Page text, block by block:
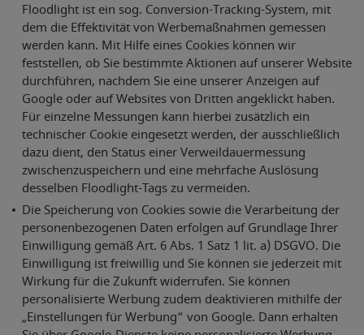
Floodlight ist ein sog. Conversion-Tracking-System, mit
dem die Effektivität von Werbemaßnahmen gemessen
werden kann. Mit Hilfe eines Cookies können wir
feststellen, ob Sie bestimmte Aktionen auf unserer Website
durchführen, nachdem Sie eine unserer Anzeigen auf
Google oder auf Websites von Dritten angeklickt haben.
Für einzelne Messungen kann hierbei zusätzlich ein
technischer Cookie eingesetzt werden, der ausschließlich
dazu dient, den Status einer Verweildauermessung
zwischenzuspeichern und eine mehrfache Auslösung
desselben Floodlight-Tags zu vermeiden.
Die Speicherung von Cookies sowie die Verarbeitung der
personenbezogenen Daten erfolgen auf Grundlage Ihrer
Einwilligung gemäß Art. 6 Abs. 1 Satz 1 lit. a) DSGVO. Die
Einwilligung ist freiwillig und Sie können sie jederzeit mit
Wirkung für die Zukunft widerrufen. Sie können
personalisierte Werbung zudem deaktivieren mithilfe der
„Einstellungen für Werbung“ von Google. Dann erhalten